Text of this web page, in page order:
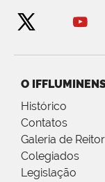
O
Histórico
Contatos
Galeria de
Colegiados
Legislação